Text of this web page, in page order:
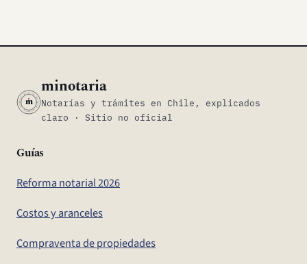
m
minotaria
Notarías y trámites en Chile, explicados
claro · Sitio no oficial
Guías
Reforma notarial 2026
Costos y aranceles
Compraventa de propiedades